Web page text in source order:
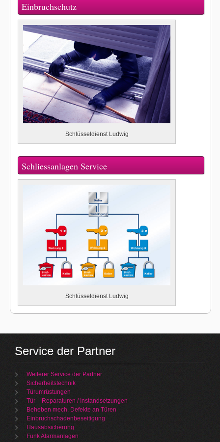
Einbruchschutz
Schlüsseldienst Ludwig
Schliessanlagen Service
Schlüsseldienst Ludwig
Service der Partner
Weiterer Service der Partner
Sicherheitstechnik
Türumrüstungen
Tür – Reparaturen / Instandsetzungen
Beheben mech. Defekte an Türen
Einbruchschadenbeseitigung
Hausabsicherung
Funk Alarmanlagen